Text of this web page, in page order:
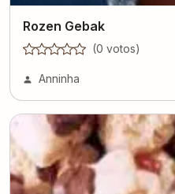
Rozen Gebak
(0 votos)
Anninha